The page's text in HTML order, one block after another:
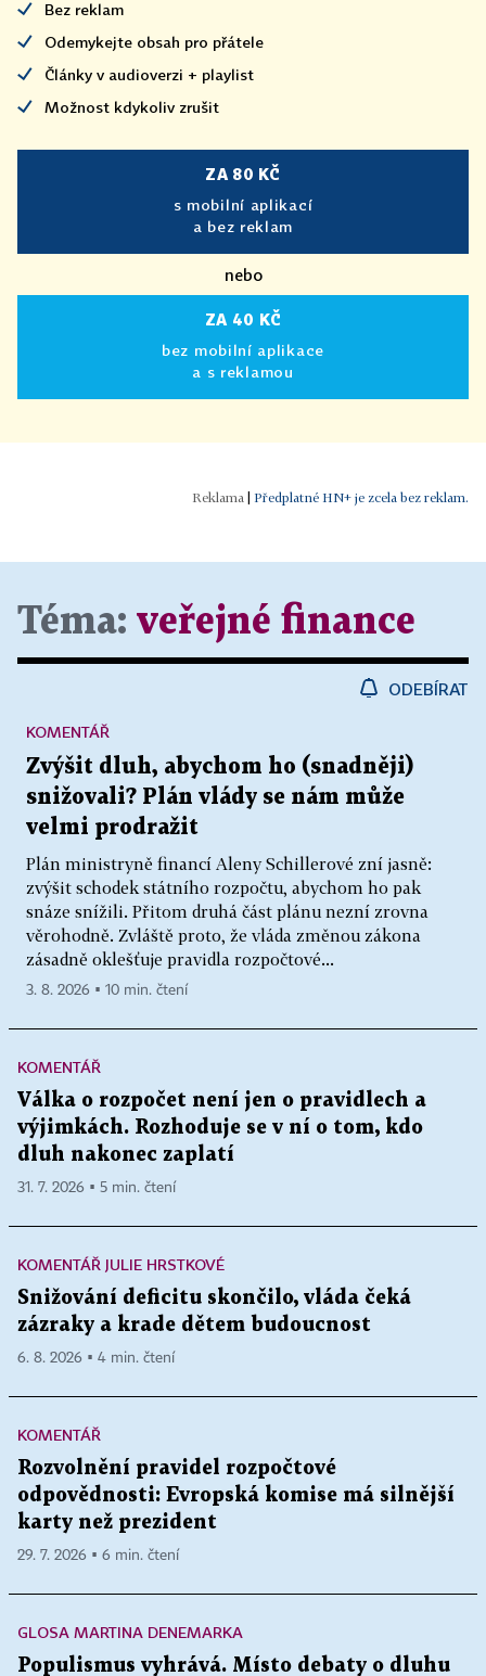
Bez reklam
Odemykejte obsah pro přátele
Články v audioverzi + playlist
Možnost kdykoliv zrušit
ZA 80 KČ
s mobilní aplikací
a bez reklam
nebo
ZA 40 KČ
bez mobilní aplikace
a s reklamou
| Předplatné HN+ je zcela bez reklam.
Téma: veřejné finance
ODEBÍRAT
Zvýšit dluh, abychom ho (snadněji)
snižovali? Plán vlády se nám může
velmi prodražit
Plán ministryně financí Aleny Schillerové zní jasně:
zvýšit schodek státního rozpočtu, abychom ho pak
snáze snížili. Přitom druhá část plánu nezní zrovna
věrohodně. Zvláště proto, že vláda změnou zákona
zásadně oklešťuje pravidla rozpočtové...
KOMENTÁŘ
3. 8. 2026 ▪ 10 min. čtení
KOMENTÁŘ
Válka o rozpočet není jen o pravidlech a
výjimkách. Rozhoduje se v ní o tom, kdo
dluh nakonec zaplatí
31. 7. 2026 ▪ 5 min. čtení
KOMENTÁŘ JULIE HRSTKOVÉ
Snižování deficitu skončilo, vláda čeká
zázraky a krade dětem budoucnost
6. 8. 2026 ▪ 4 min. čtení
KOMENTÁŘ
Rozvolnění pravidel rozpočtové
odpovědnosti: Evropská komise má silnější
karty než prezident
29. 7. 2026 ▪ 6 min. čtení
GLOSA MARTINA DENEMARKA
Populismus vyhrává. Místo debaty o dluhu